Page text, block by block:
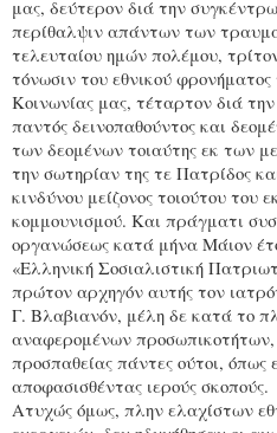
μας, δεύτερον διά την
περίθαλψιν απάντων των
τελευταίου ημών πολέμου,
τόνωσιν του εθνικού φρονήματος
Κοινωνίας μας, τέταρτον διά
παντός δεινοπαθούντος και
των δεομένων τοιαύτης εκ των
την σωτηρίαν της τε Πατρίδος
κινδύνου μείζονος τοιούτου του
κομμουνισμού. Και πράγματι
οργανώσεως κατά μήνα Μάιον
«Ελληνική Σοσιαλιστική
πρώτον αρχηγόν αυτής τον
Γ. Βλαβιανόν, μέλη δε κατά το
αναφερομένων προσωπικοτήτων,
προσπαθείας πάντες ούτοι,
αποφασισθέντας ιερούς σκοπούς.
Ατυχώς όμως, πλην ελαχίστων